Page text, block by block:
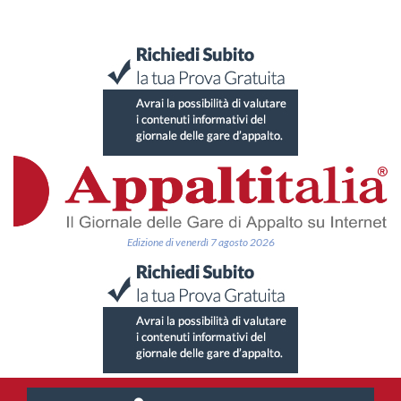
Edizione di venerdì 7 agosto 2026